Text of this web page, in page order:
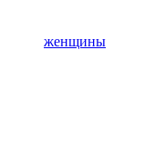
женщины